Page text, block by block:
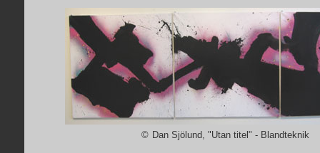
© Dan Sjölund, "Utan titel" - Blandteknik